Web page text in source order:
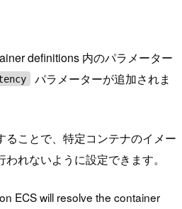
definitions 内のパラメーター
パラメーターが追加されま
ることで、特定コンテナのイメー
れないように設定できます。
ECS will resolve the container